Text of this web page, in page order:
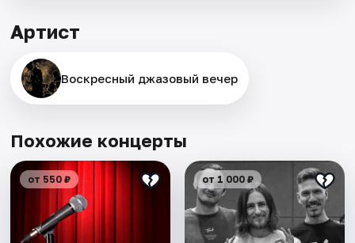
Артист
Воскресный джазовый вечер
Похожие концерты
от 550 ₽ от 1 000 ₽